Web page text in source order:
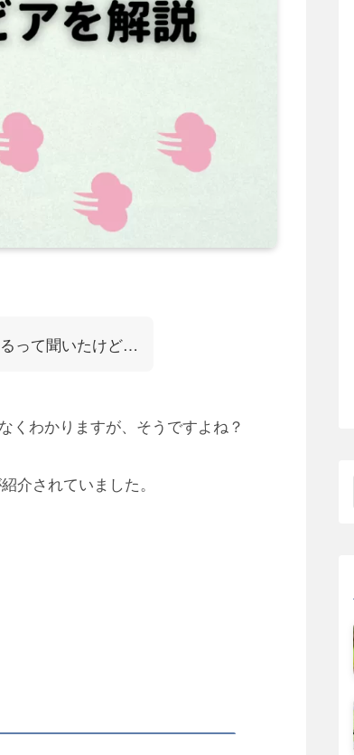
って聞いたけど…
わかりますが、そうですよね？
介されていました。